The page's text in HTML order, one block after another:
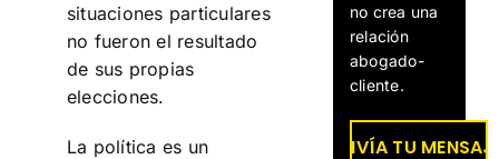
situaciones particulares
no fueron el resultado
de sus propias
elecciones.
La política es un
no crea una
relación
abogado-
cliente.